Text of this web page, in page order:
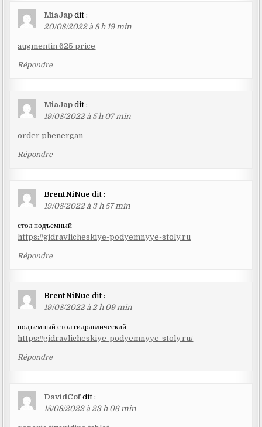
MiaJap dit :
20/08/2022 à 8 h 19 min
augmentin 625 price
Répondre
MiaJap dit :
19/08/2022 à 5 h 07 min
order phenergan
Répondre
BrentNiNue dit :
19/08/2022 à 3 h 57 min
стол подъемный
https://gidravlicheskiye-podyemnyye-stoly.ru
Répondre
BrentNiNue dit :
19/08/2022 à 2 h 09 min
подъемный стол гидравлический
https://gidravlicheskiye-podyemnyye-stoly.ru/
Répondre
DavidCof dit :
18/08/2022 à 23 h 06 min